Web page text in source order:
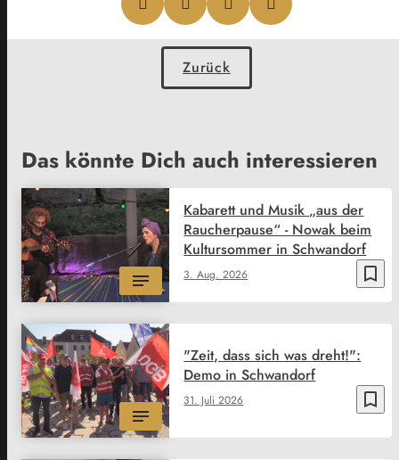
Zurück
Das könnte Dich auch interessieren
bookmark_border
3. Aug. 2026
Kabarett und Musik „aus der
Raucherpause“ - Nowak beim
Kultursommer in Schwandorf
bookmark_border
31. Juli 2026
"Zeit, dass sich was dreht!":
Demo in Schwandorf